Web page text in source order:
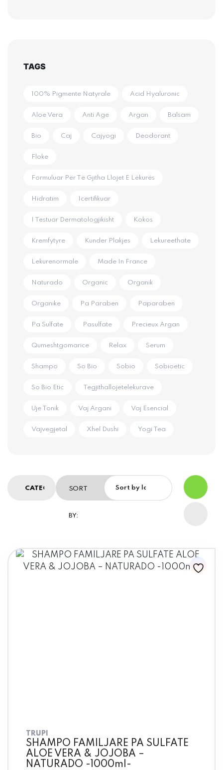
TAGS
100% Pigmente Natyrale Acid Hyaluronic
Aloe Vera Anti Age Argan Balsam
Bio Caj Cajyogi Deodorant
Floke
Formuluar Për Të Gjitha Llojet E Lëkurës
Hidratim Icertifikuar
I Testuar Dermatologjikisht Kokos
Kremfytyre Kunder Plakjes Lekureethate
Lekurenormale Made In France
Naturado Organic Organik
Organike Pa Paraben Paparaben
Pa Sulfate Pasulfate Precieux Argan
Qumeshtgomarice Relax Serum
Shampo So Bio Sobio Sobioetic
So Bio Etic Tegjithallojetelekurave
Uje Tonik Vaj Argani Vaj Esencial
Vajvegjetal Xhel Dushi Yogi Tea
SORT
BY:
TRUPI
SHAMPO FAMILJARE PA SULFATE
ALOE VERA & JOJOBA –
NATURADO -1000ml-